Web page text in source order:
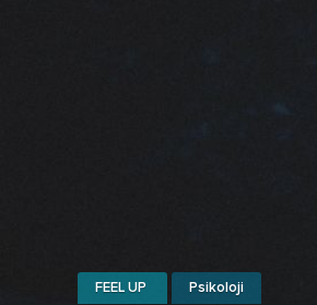
FEEL UP Psikoloji